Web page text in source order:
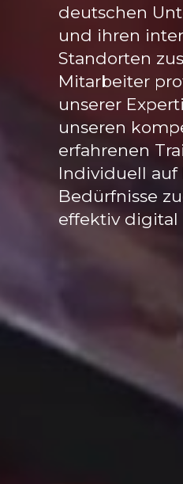
deutschen
und ihren
Standorten
Mitarbeiter
unserer
unseren
erfahrenen
Individuell auf
Bedürfnisse
effektiv digital